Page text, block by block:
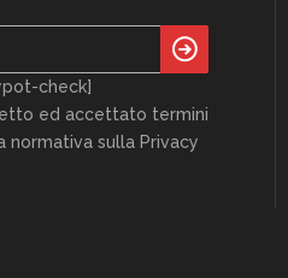
check]
ed accettato termini
normativa sulla Privacy